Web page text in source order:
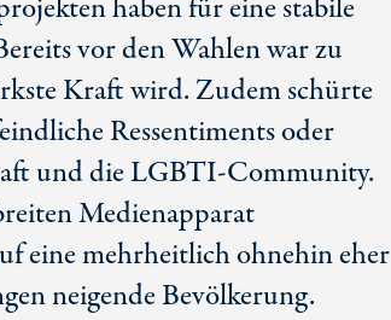
haben für eine stabile
vor den Wahlen war zu
Kraft wird. Zudem schürte
Ressentiments oder
und die LGBTI-Community.
Medienapparat
eine mehrheitlich ohnehin eher
neigende Bevölkerung.